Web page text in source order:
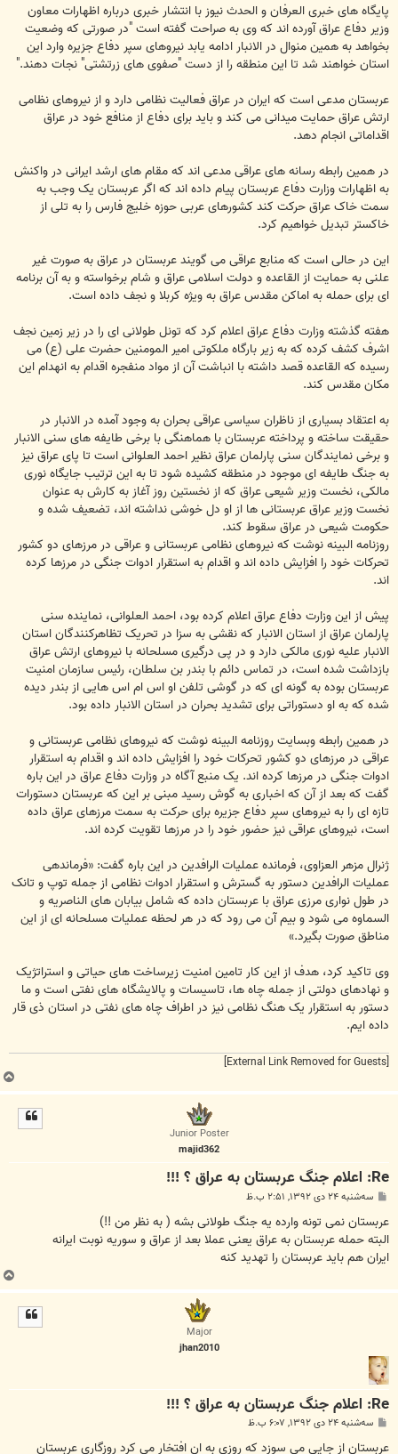
پایگاه های خبری العرفان و الحدث نیوز با انتشار خبری درباره اظهارات معاون
وزیر دفاع عراق آورده اند که وی به صراحت گفته است "در صورتی که وضعیت
بخواهد به همین منوال در الانبار ادامه یابد نیروهای سپر دفاع جزیره وارد این
استان خواهند شد تا این منطقه را از دست "صفوی های زرتشتی" نجات دهند."
عربستان مدعی است که ایران در عراق فعالیت نظامی دارد و از نیروهای نظامی
ارتش عراق حمایت میدانی می کند و باید برای دفاع از منافع خود در عراق
اقداماتی انجام دهد.
در همین رابطه رسانه های عراقی مدعی اند که مقام های ارشد ایرانی در واکنش
به اظهارات وزارت دفاع عربستان پیام داده اند که اگر عربستان یک وجب به
سمت خاک عراق حرکت کند کشورهای عربی حوزه خلیج فارس را به تلی از
خاکستر تبدیل خواهیم کرد.
این در حالی است که منابع عراقی می گویند عربستان در عراق به صورت غیر
علنی به حمایت از القاعده و دولت اسلامی عراق و شام برخواسته و به آن برنامه
ای برای حمله به اماکن مقدس عراق به ویژه کربلا و نجف داده است.
هفته گذشته وزارت دفاع عراق اعلام کرد که تونل طولانی ای را در زیر زمین نجف
اشرف کشف کرده که به زیر بارگاه ملکوتی امیر المومنین حضرت علی (ع) می
رسیده که القاعده قصد داشته با انباشت آن از مواد منفجره اقدام به انهدام این
مکان مقدس کند.
به اعتقاد بسیاری از ناظران سیاسی عراقی بحران به وجود آمده در الانبار در
حقیقت ساخته و پرداخته عربستان با هماهنگی با برخی طایفه های سنی الانبار
و برخی نمایندگان سنی پارلمان عراق نظیر احمد العلوانی است تا پای عراق نیز
به جنگ طایفه ای موجود در منطقه کشیده شود تا به این ترتیب جایگاه نوری
مالکی، نخست وزیر شیعی عراق که از نخستین روز آغاز به کارش به عنوان
نخست وزیر عراق عربستانی ها از او دل خوشی نداشته اند، تضعیف شده و
حکومت شیعی در عراق سقوط کند.
روزنامه البینه نوشت که نیروهای نظامی عربستانی و عراقی در مرزهای دو کشور
تحرکات خود را افزایش داده اند و اقدام به استقرار ادوات جنگی در مرزها کرده
اند.
پیش از این وزارت دفاع عراق اعلام کرده بود، احمد العلوانی، نماینده سنی
پارلمان عراق از استان الانبار که نقشی به سزا در تحریک تظاهرکنندگان استان
الانبار علیه نوری مالکی دارد و در پی درگیری مسلحانه با نیروهای ارتش عراق
بازداشت شده است، در تماس دائم با بندر بن سلطان، رئیس سازمان امنیت
عربستان بوده به گونه ای که در گوشی تلفن او اس ام اس هایی از بندر دیده
شده که به او دستوراتی برای تشدید بحران در استان الانبار داده بود.
در همین رابطه وبسایت روزنامه البینه نوشت که نیروهای نظامی عربستانی و
عراقی در مرزهای دو کشور تحرکات خود را افزایش داده اند و اقدام به استقرار
ادوات جنگی در مرزها کرده اند. یک منبع آگاه در وزارت دفاع عراق در این باره
گفت که بعد از آن که اخباری به گوش رسید مبنی بر این که عربستان دستورات
تازه ای را به نیروهای سپر دفاع جزیره برای حرکت به سمت مرزهای عراق داده
است، نیروهای عراقی نیز حضور خود را در مرزها تقویت کرده اند.
ژنرال مزهر العزاوی، فرمانده عملیات الرافدین در این باره گفت: «فرماندهی
عملیات الرافدین دستور به گسترش و استقرار ادوات نظامی از جمله توپ و تانک
در طول نواری مرزی عراق با عربستان داده که شامل بیابان های الناصریه و
السماوه می شود و بیم آن می رود که در هر لحظه عملیات مسلحانه ای از این
مناطق صورت بگیرد.»
وی تاکید کرد، هدف از این کار تامین امنیت زیرساخت های حیاتی و استراتژیک
و نهادهای دولتی از جمله چاه ها، تاسیسات و پالایشگاه های نفتی است و ما
دستور به استقرار یک هنگ نظامی نیز در اطراف چاه های نفتی در استان ذی قار
داده ایم.
ب
ا
Junior Poster
majid362
Re: اعلام جنگ عربستان به عراق ؟ !!!
پ
ت
سه‌شنبه ۲۴ دی ۱۳۹۲, ۲:۵۱ ب.ظ
عربستان نمی تونه وارده یه جنگ طولانی بشه ( به نظر من !!)
البته حمله عربستان به عراق یعنی عملا بعد از عراق و سوریه نوبت ایرانه
ایران هم باید عربستان را تهدید کنه
ب
ا
Major
jhan2010
Re: اعلام جنگ عربستان به عراق ؟ !!!
پ
ت
سه‌شنبه ۲۴ دی ۱۳۹۲, ۶:۰۷ ب.ظ
عربستان از جایی می سوزد که روزی به ان افتخار می کرد روزگاری عربستان